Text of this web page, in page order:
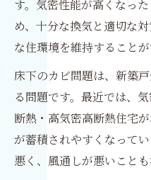
す。気密性能が高くなっ
め、十分な換気と適切な
な住環境を維持することが
床下のカビ問題は、新築
る問題です。最近では、
断熱・高気密高断熱住宅
が蓄積されやすくなって
悪く、風通しが悪いこと